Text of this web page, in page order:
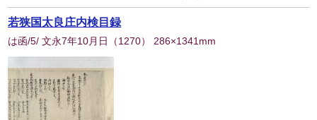
若狭国太良庄内検目録
は函/5/ 文永7年10月日 （1270） 286×1341mm